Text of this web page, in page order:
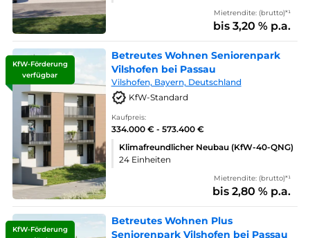
Mietrendite: (brutto)*¹
bis 3,20 % p.a.
KfW-Förderung
verfügbar
Betreutes Wohnen Seniorenpark
Vilshofen bei Passau
Vilshofen, Bayern, Deutschland
KfW-Standard
Kaufpreis:
334.000 € - 573.400 €
Klimafreundlicher Neubau (KfW-40-QNG)
24 Einheiten
Mietrendite: (brutto)*¹
bis 2,80 % p.a.
KfW-Förderung
Betreutes Wohnen Plus
Seniorenpark Vilshofen bei Passau